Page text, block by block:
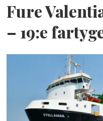
Fure
– 19:e